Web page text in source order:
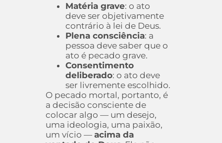
Matéria grave: o ato
deve ser objetivamente
contrário à lei de Deus.
Plena consciência: a
pessoa deve saber que o
ato é pecado grave.
Consentimento
deliberado: o ato deve
ser livremente escolhido.
O pecado mortal, portanto, é
a decisão consciente de
colocar algo — um desejo,
uma ideologia, uma paixão,
um vício —acima da